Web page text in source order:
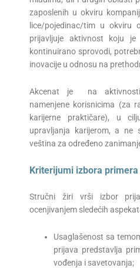
zaposlenih u okviru
lice/pojedinac/tim u okviru
prijavljuje aktivnost koju
kontinuirano sprovodi,
inovacije u odnosu na
Akcenat je na
namenjene korisnicima (za
karijerne praktičare), u
upravljanja karijerom, a ne
veština za određeno
Kriterijumi izbora
Stručni žiri vrši izbor
ocenjivanjem sledećih
Usaglašenost sa
prijava predstavlja
vođenja i savetovanja;